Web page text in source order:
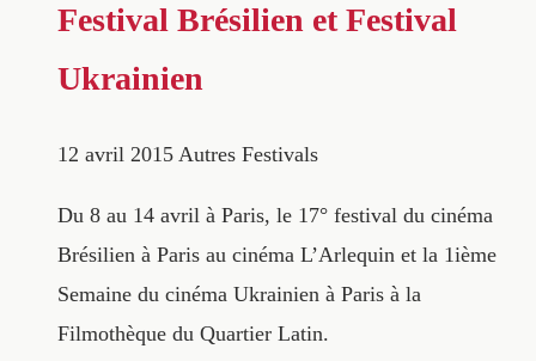
Festival Brésilien et Festival
Ukrainien
12 avril 2015 Autres Festivals
Du 8 au 14 avril à Paris, le 17° festival du cinéma
Brésilien à Paris au cinéma L’Arlequin et la 1ième
Semaine du cinéma Ukrainien à Paris à la
Filmothèque du Quartier Latin.